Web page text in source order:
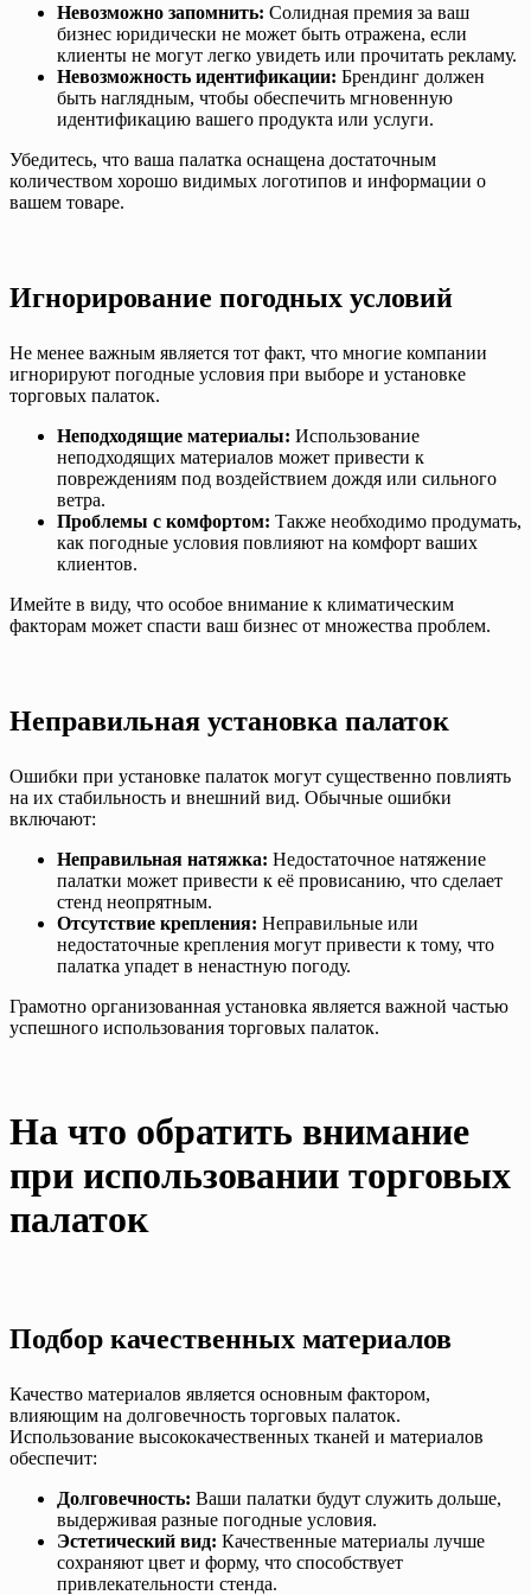
Невозможно запомнить: Солидная премия за ваш
бизнес юридически не может быть отражена, если
клиенты не могут легко увидеть или прочитать рекламу.
Невозможность идентификации: Брендинг должен
быть наглядным, чтобы обеспечить мгновенную
идентификацию вашего продукта или услуги.
Убедитесь, что ваша палатка оснащена достаточным
количеством хорошо видимых логотипов и информации о
вашем товаре.
Игнорирование погодных условий
Не менее важным является тот факт, что многие компании
игнорируют погодные условия при выборе и установке
торговых палаток.
Неподходящие материалы: Использование
неподходящих материалов может привести к
повреждениям под воздействием дождя или сильного
ветра.
Проблемы с комфортом: Также необходимо продумать,
как погодные условия повлияют на комфорт ваших
клиентов.
Имейте в виду, что особое внимание к климатическим
факторам может спасти ваш бизнес от множества проблем.
Неправильная установка палаток
Ошибки при установке палаток могут существенно повлиять
на их стабильность и внешний вид. Обычные ошибки
включают:
Неправильная натяжка: Недостаточное натяжение
палатки может привести к её провисанию, что сделает
стенд неопрятным.
Отсутствие крепления: Неправильные или
недостаточные крепления могут привести к тому, что
палатка упадет в ненастную погоду.
Грамотно организованная установка является важной частью
успешного использования торговых палаток.
На что обратить внимание
при использовании торговых
палаток
Подбор качественных материалов
Качество материалов является основным фактором,
влияющим на долговечность торговых палаток.
Использование высококачественных тканей и материалов
обеспечит:
Долговечность: Ваши палатки будут служить дольше,
выдерживая разные погодные условия.
Эстетический вид: Качественные материалы лучше
сохраняют цвет и форму, что способствует
привлекательности стенда.